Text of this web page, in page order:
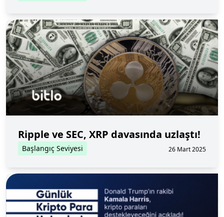
Ripple ve SEC, XRP davasında uzlaştı!
Başlangıç Seviyesi 26 Mart 2025